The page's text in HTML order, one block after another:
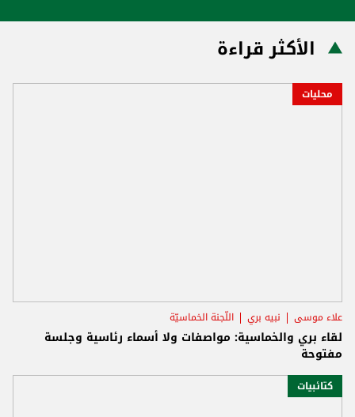
الأكثر قراءة
محليات
علاء موسى نبيه بري اللّجنة الخماسيّة
لقاء بري والخماسية: مواصفات ولا أسماء رئاسية وجلسة
مفتوحة
كتائبيات